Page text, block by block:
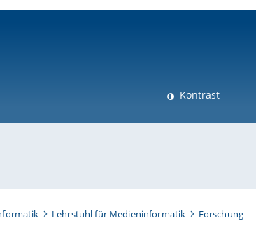
Kontrast
Lehrstuhl für Medieninformatik
Forschung